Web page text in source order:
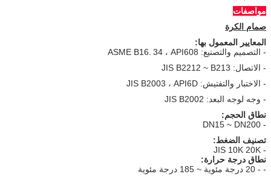
مواصفات
صمام الكرة
المعايير المعمول بها:
- التصميم والتصنيع: ASME B16. 34 ، API608
- الاتصال: JIS B2212 ~ B213
- الاختبار والتفتيش: JIS B2003 ، API6D
- وجه لوجه البعد: JIS B2002
نطاق الحجم:
- DN15 ~ DN200
تصنيف الضغط:
- JIS 10K 20K
نطاق درجة حرارة:
- - 20 درجة مئوية ~ 185 درجة مئوية